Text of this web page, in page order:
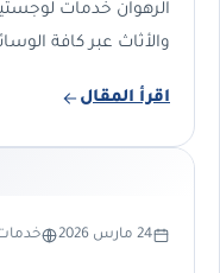
الرهوان خدمات
والأثاث عبر كافة
اقرأ المقال
24 مارس 2026